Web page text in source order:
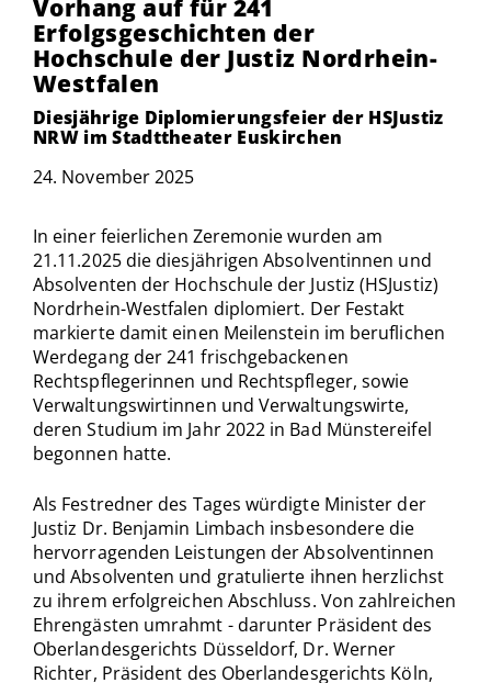
Vorhang auf für 241
Erfolgsgeschichten der
Hochschule der Justiz Nordrhein-
Westfalen
Diesjährige Diplomierungsfeier der HSJustiz
NRW im Stadttheater Euskirchen
24. November 2025
In einer feierlichen Zeremonie wurden am
21.11.2025 die diesjährigen Absolventinnen und
Absolventen der Hochschule der Justiz (HSJustiz)
Nordrhein-Westfalen diplomiert. Der Festakt
markierte damit einen Meilenstein im beruflichen
Werdegang der 241 frischgebackenen
Rechtspflegerinnen und Rechtspfleger, sowie
Verwaltungswirtinnen und Verwaltungswirte,
deren Studium im Jahr 2022 in Bad Münstereifel
begonnen hatte.
Als Festredner des Tages würdigte Minister der
Justiz Dr. Benjamin Limbach insbesondere die
hervorragenden Leistungen der Absolventinnen
und Absolventen und gratulierte ihnen herzlichst
zu ihrem erfolgreichen Abschluss. Von zahlreichen
Ehrengästen umrahmt - darunter Präsident des
Oberlandesgerichts Düsseldorf, Dr. Werner
Richter, Präsident des Oberlandesgerichts Köln,